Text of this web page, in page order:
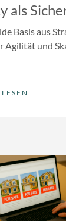
als
Basis aus
Agilität und